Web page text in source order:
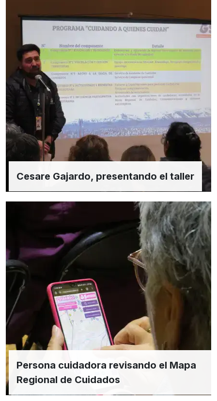
Cesare Gajardo, presentando el taller
Persona cuidadora revisando el Mapa
Regional de Cuidados